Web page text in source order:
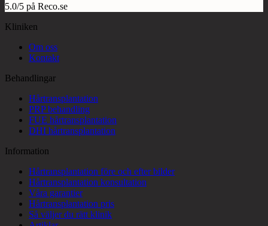
5.0/5 på Reco.se
Kliniken
Om oss
Kontakt
Behandlingar
Hårtransplantation
PRP behandling
FUE hårtransplantation
DHI hårtransplantation
Information
Hårtransplantation före och efter bilder
Hårtransplantation konsultation
Våra garantier
Hårtransplantation pris
Så väljer du rätt klinik